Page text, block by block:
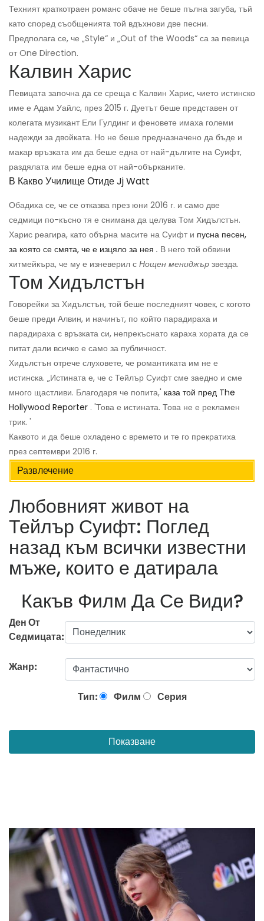
Техният краткотраен романс обаче не беше пълна загуба, тъй
като според съобщенията той вдъхнови две песни.
Предполага се, че „Style“ и „Out of the Woods“ са за певица
от One Direction.
Калвин Харис
Певицата започна да се среща с Калвин Харис, чието истинско
име е Адам Уайлс, през 2015 г. Дуетът беше представен от
колегата музикант Ели Гулдинг и феновете имаха големи
надежди за двойката. Но не беше предназначено да бъде и
макар връзката им да беше една от най-дългите на Суифт,
раздялата им беше една от най-обърканите.
В Какво Училище Отиде Jj Watt
Обадиха се, че се отказва през юни 2016 г. и само две
седмици по-късно тя е снимана да целува Том Хидълстън.
Харис реагира, като обърна масите на Суифт и пусна песен,
за която се смята, че е изцяло за нея . В него той обвини
хитмейкъра, че му е изневерил с Нощен мениджър звезда.
Том Хидълстън
Говорейки за Хидълстън, той беше последният човек, с когото
беше преди Алвин, и начинът, по който парадираха и
парадираха с връзката си, непрекъснато караха хората да се
питат дали всичко е само за публичност.
Хидълстън отрече слуховете, че романтиката им не е
истинска. „Истината е, че с Тейлър Суифт сме заедно и сме
много щастливи. Благодаря че попита,' каза той пред The ​​
Hollywood Reporter . 'Това е истината. Това не е рекламен
трик. '
Каквото и да беше охладено с времето и те го прекратиха
през септември 2016 г.
Развлечение
Любовният живот на
Тейлър Суифт: Поглед
назад към всички известни
мъже, които е датирала
Какъв Филм Да Се Види?
Ден От
Седмицата:
Жанр:
Тип: Филм Серия
Показване